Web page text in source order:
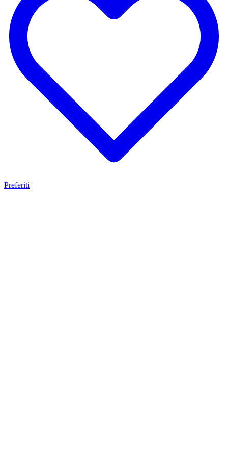
Preferiti